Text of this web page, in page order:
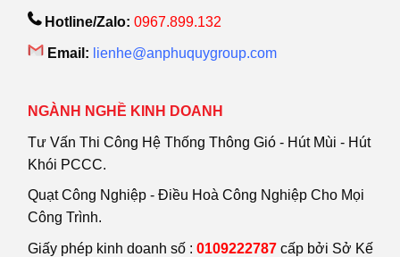
Hotline/Zalo: 0967.899.132
Email: lienhe@anphuquygroup.com
NGÀNH NGHỀ KINH DOANH
Tư Vấn Thi Công Hệ Thống Thông Gió - Hút Mùi - Hút
Khói PCCC.
Quạt Công Nghiệp - Điều Hoà Công Nghiệp Cho Mọi
Công Trình.
Giấy phép kinh doanh số : 0109222787 cấp bởi Sở Kế